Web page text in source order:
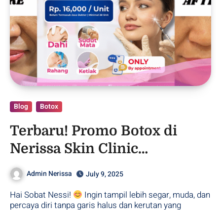
Blog Botox
Terbaru! Promo Botox di
Nerissa Skin Clinic
Purwodadi, Grobogan
Admin Nerissa July 9, 2025
Hai Sobat Nessi!
Ingin tampil lebih segar, muda, dan
percaya diri tanpa garis halus dan kerutan yang